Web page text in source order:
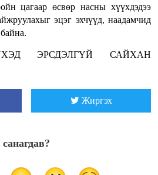
цагаар өсвөр насны хүүхдэдээ
эцэг эхчүүд, наадамчид
ЭРСДЭЛГҮЙ САЙХАН
Жиргэх